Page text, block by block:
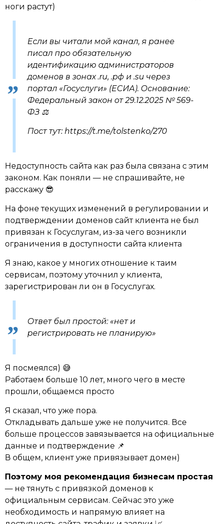
ноги растут)
Если вы читали мой канал, я ранее
писал про обязательную
идентификацию администраторов
доменов в зонах .ru, .рф и .su через
портал «Госуслуги» (ЕСИА). Основание:
Федеральный закон от 29.12.2025 № 569-
ФЗ ⚖️
Пост тут: https://t.me/tolstenko/270
Недоступность сайта как раз была связана с этим
законом. Как поняли — не спрашивайте, не
расскажу 😎
На фоне текущих изменений в регулировании и
подтверждении доменов сайт клиента не был
привязан к Госуслугам, из-за чего возникли
ограничения в доступности сайта клиента
Я знаю, какое у многих отношение к таим
сервисам, поэтому уточнил у клиента,
зарегистрирован ли он в Госуслугах.
Ответ был простой: «нет и
регистрировать не планирую»
Я посмеялся) 😅
Работаем больше 10 лет, много чего в месте
прошли, общаемся просто
Я сказал, что уже пора.
Откладывать дальше уже не получится. Все
больше процессов завязывается на официальные
данные и подтверждение 📌
В общем, клиент уже привязывает домен)
Поэтому моя рекомендация бизнесам простая
— не тянуть с привязкой доменов к
официальным сервисам. Сейчас это уже
необходимость и напрямую влияет на